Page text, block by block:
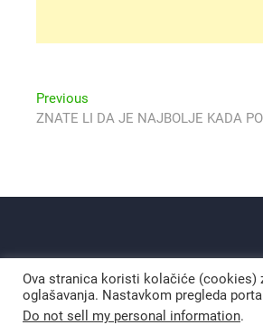
Navigacija
objava
Previous
post:
ZNATE LI DA JE NAJBOLJE KADA
Ova stranica koristi kolačiće (cookies)
oglašavanja. Nastavkom pregleda
Do not sell my personal information.